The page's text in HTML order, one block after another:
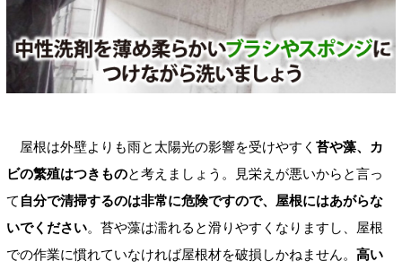
屋根は外壁よりも雨と太陽光の影響を受けやすく 苔や藻、カ
ビの繁殖はつきものと考えましょう。見栄えが悪いからと言っ
て 自分で清掃するのは非常に危険ですので、屋根にはあがらな
いでください。苔や藻は濡れると滑りやすくなりますし、屋根
での作業に慣れていなければ屋根材を破損しかねません。 高い